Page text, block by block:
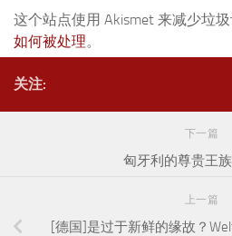
这个站点使用 Akismet 来减少垃圾
如何被处理。
关注:
下一篇
匈牙利的尊贵王
上一篇
[德国]是过于新鲜的缘故？